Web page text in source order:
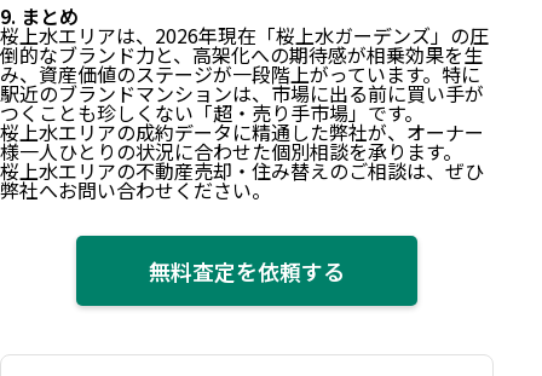
9. まとめ
桜上水エリアは、2026年現在「桜上水ガーデンズ」の圧
倒的なブランド力と、高架化への期待感が相乗効果を生
み、資産価値のステージが一段階上がっています。特に
駅近のブランドマンションは、市場に出る前に買い手が
つくことも珍しくない「超・売り手市場」です。
桜上水エリアの成約データに精通した弊社が、オーナー
様一人ひとりの状況に合わせた個別相談を承ります。
桜上水エリアの不動産売却・住み替えのご相談は、ぜひ
弊社へお問い合わせください。
無料査定を依頼する